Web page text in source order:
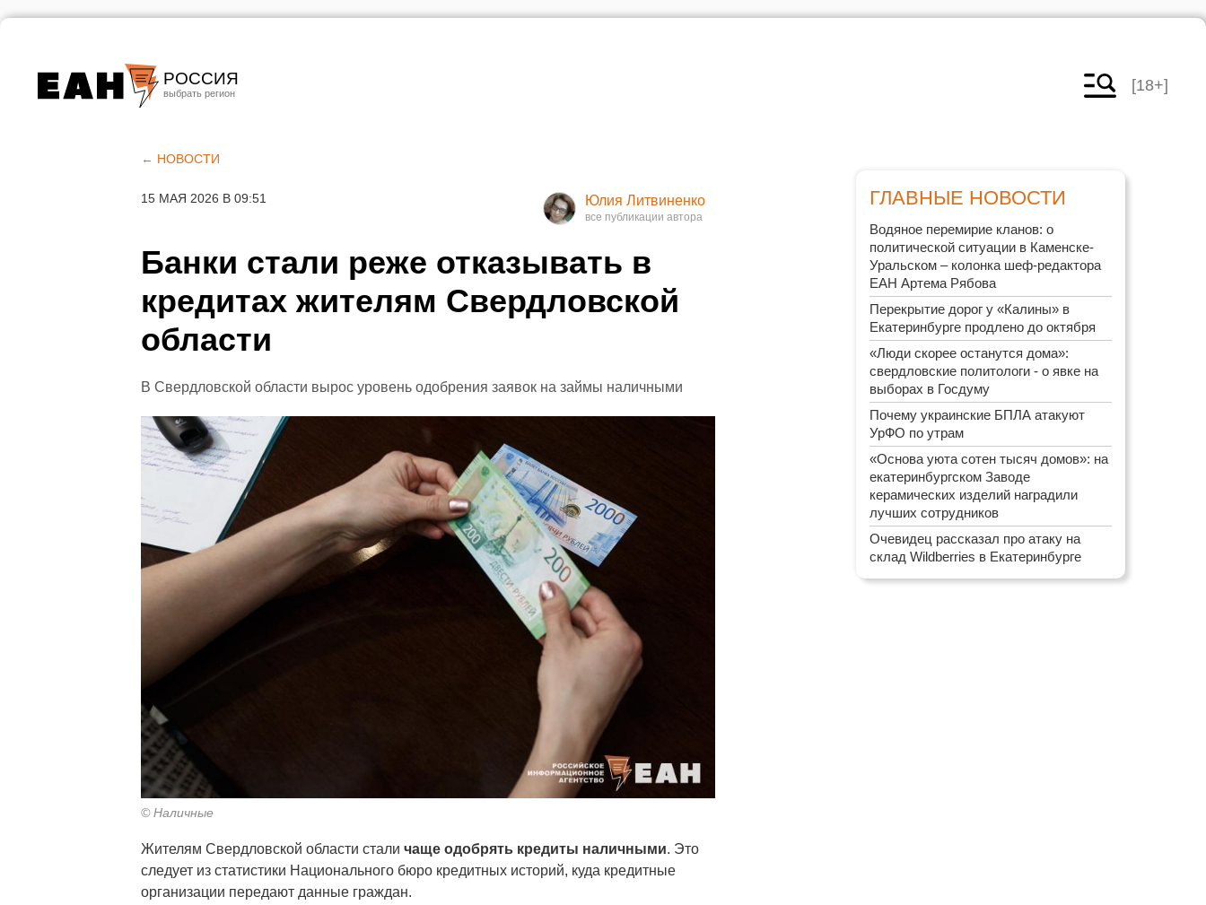
РОССИЯ
Челябинск
[18+]
← НОВОСТИ
15 МАЯ 2026 В 09:51 Юлия Литвиненко
Банки стали реже отказывать в
кредитах жителям Свердловской
области
В Свердловской области вырос уровень одобрения заявок на займы наличными
© Наличные
Жителям Свердловской области стали чаще одобрять кредиты наличными. Это
следует из статистики Национального бюро кредитных историй, куда кредитные
организации передают данные граждан.
ГЛАВНЫЕ НОВОСТИ
Водяное перемирие кланов: о
политической ситуации в Каменске-
Уральском – колонка шеф-редактора
ЕАН Артема Рябова
Перекрытие дорог у «Калины» в
Екатеринбурге продлено до октября
«Люди скорее останутся дома»:
свердловские политологи - о явке на
выборах в Госдуму
Почему украинские БПЛА атакуют
УрФО по утрам
«Основа уюта сотен тысяч домов»: на
екатеринбургском Заводе
керамических изделий наградили
лучших сотрудников
Очевидец рассказал про атаку на
склад Wildberries в Екатеринбурге